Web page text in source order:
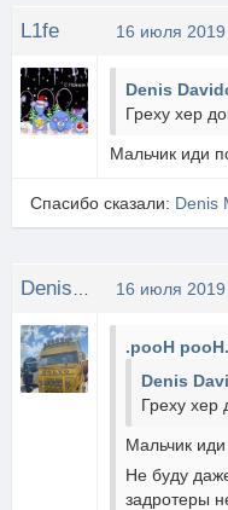
L1fe 16 июля 2019
Denis
Греху хер
Мальчик иди
Спасибо сказали: Denis
16 июля 2019
.pooH
Denis
Греху хер
Мальчик иди
Не буду
задротеры